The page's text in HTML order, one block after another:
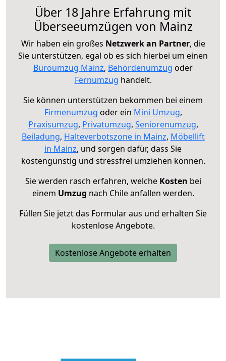
Über 18 Jahre Erfahrung mit
Überseeumzügen von Mainz
Wir haben ein großes Netzwerk an Partner, die
Sie unterstützen, egal ob es sich hierbei um einen
Büroumzug Mainz, Behördenumzug oder
Fernumzug handelt.
Sie können unterstützen bekommen bei einem
Firmenumzug oder ein Mini Umzug,
Praxisumzug, Privatumzug, Seniorenumzug,
Beiladung, Halteverbotszone in Mainz, Möbellift
in Mainz, und sorgen dafür, dass Sie
kostengünstig und stressfrei umziehen können.
Sie werden rasch erfahren, welche Kosten bei
einem Umzug nach Chile anfallen werden.
Füllen Sie jetzt das Formular aus und erhalten Sie
kostenlose Angebote.
Kostenlose Angebote erhalten